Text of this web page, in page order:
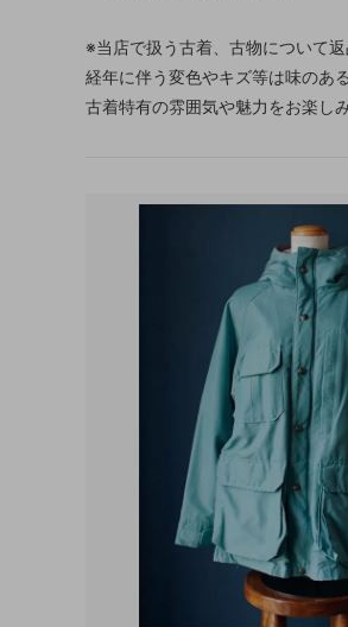
※当店で扱う古着、古物について
経年に伴う変色やキズ等は味のあ
古着特有の雰囲気や魅力をお楽し